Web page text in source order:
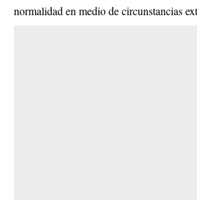
normalidad en medio de circunstancias